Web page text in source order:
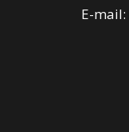
E-mail: